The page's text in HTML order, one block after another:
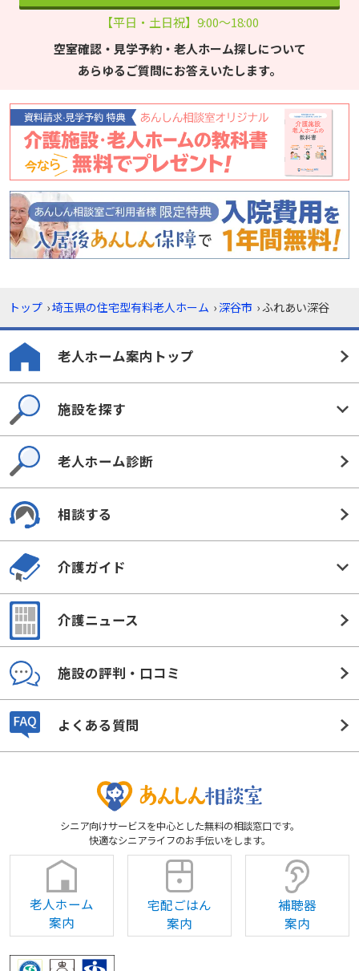
【平日・土日祝】9:00～18:00
空室確認・見学予約・老人ホーム探しについて
あらゆるご質問にお答えいたします。
トップ ›埼玉県の住宅型有料老人ホーム ›深谷市 ›ふれあい深谷
老人ホーム案内トップ
施設を探す
老人ホーム診断
相談する
介護ガイド
介護ニュース
施設の評判・口コミ
よくある質問
シニア向けサービスを中心とした無料の相談窓口です。
快適なシニアライフのお手伝いをします。
老人ホーム
案内
宅配ごはん
案内
補聴器
案内